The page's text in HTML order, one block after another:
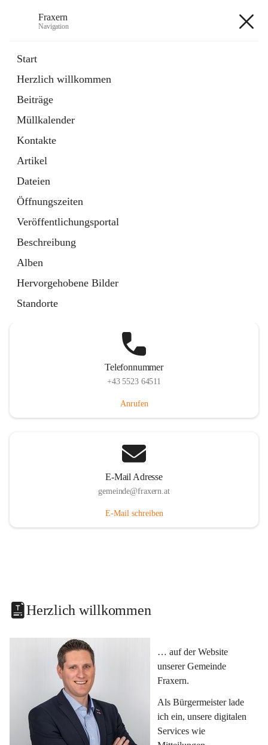
Fraxern
Navigation
Start
Herzlich willkommen
Beiträge
Müllkalender
Kontakte
Artikel
Dateien
Öffnungszeiten
Veröffentlichungsportal
Beschreibung
Alben
Hervorgehobene Bilder
Standorte
Ordner
in
Tab
Formulare
Artikel
öffnet
in
neuem
Tab
Telefonnummer
+43 5523 64511
Anrufen
E-Mail Adresse
gemeinde@fraxern.at
E-Mail schreiben
Herzlich willkommen
… auf der Website
unserer Gemeinde
Fraxern.
Als Bürgermeister lade
ich ein, unsere digitalen
Services wie